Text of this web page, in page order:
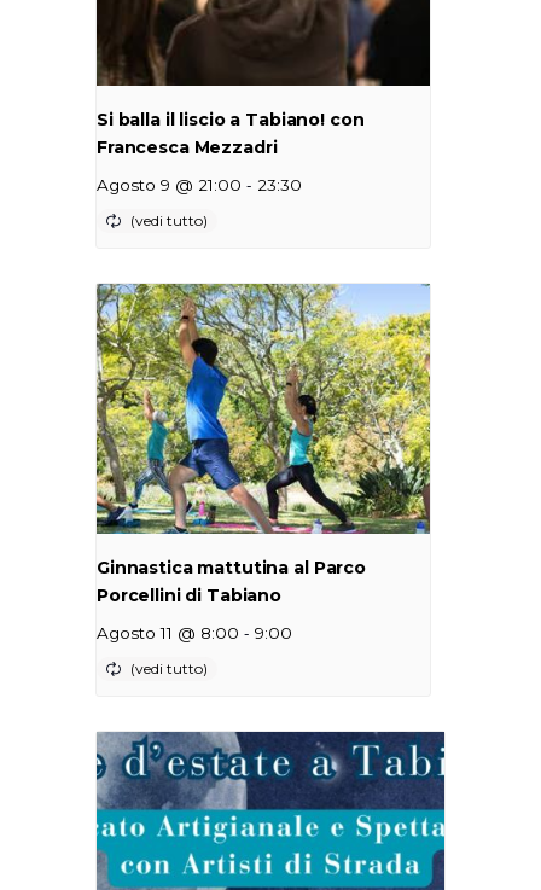
Si balla il liscio a Tabiano! con
Francesca Mezzadri
Agosto 9 @ 21:00 - 23:30
Ginnastica mattutina al Parco
Porcellini di Tabiano
Agosto 11 @ 8:00 - 9:00